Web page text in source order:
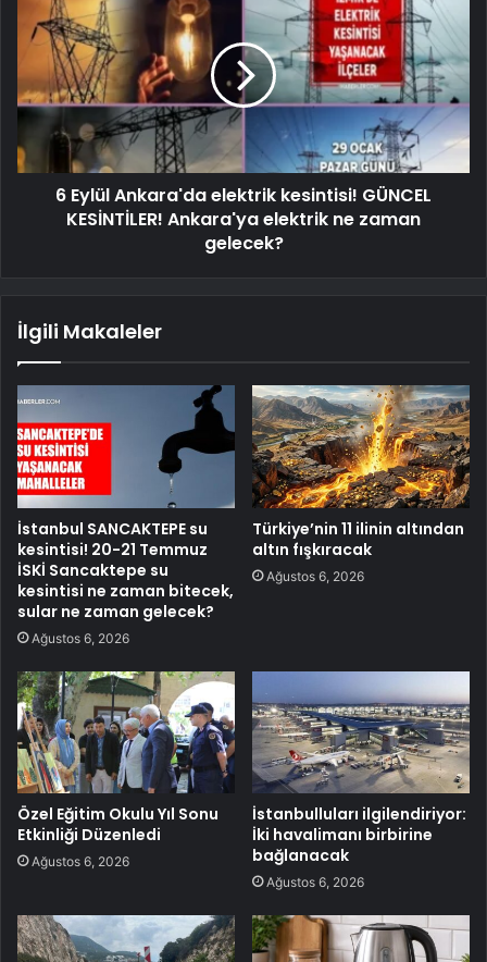
6 Eylül Ankara'da elektrik kesintisi! GÜNCEL
KESİNTİLER! Ankara'ya elektrik ne zaman
gelecek?
İlgili Makaleler
İstanbul SANCAKTEPE su
kesintisi! 20-21 Temmuz
İSKİ Sancaktepe su
kesintisi ne zaman bitecek,
sular ne zaman gelecek?
Ağustos 6, 2026
Türkiye’nin 11 ilinin altından
altın fışkıracak
Ağustos 6, 2026
Özel Eğitim Okulu Yıl Sonu
Etkinliği Düzenledi
Ağustos 6, 2026
İstanbulluları ilgilendiriyor:
İki havalimanı birbirine
bağlanacak
Ağustos 6, 2026